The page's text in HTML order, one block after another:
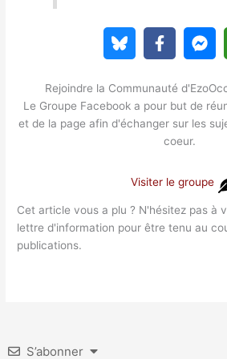
Rejoindre la Communauté
Le Groupe Facebook a pour but de
et de la page afin d'échanger sur les
coeur.
Visiter le groupe
Cet article vous a plu ? N'hésitez pas à
lettre d'information pour être tenu au
publications.
S’abonner